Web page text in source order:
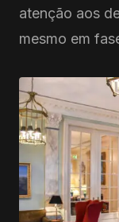
atenção aos
mesmo em